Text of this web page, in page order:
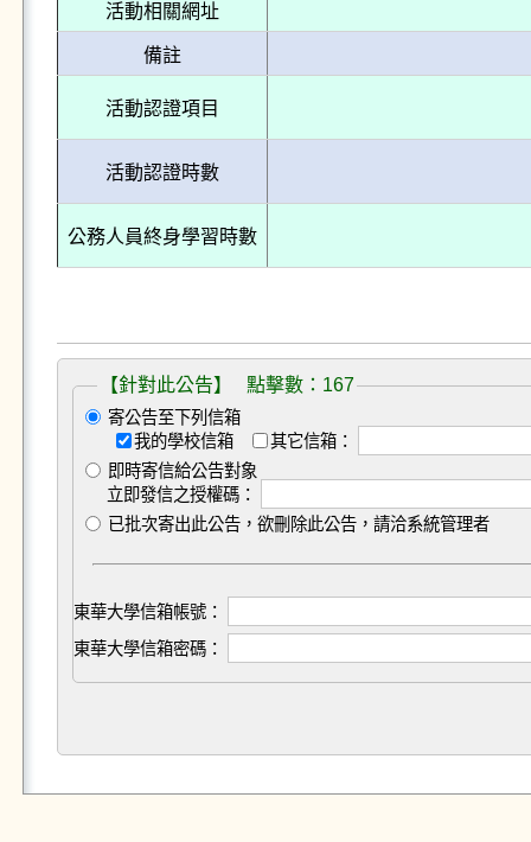
活動相關網址
備註
活動認證項目
活動認證時數
公務人員終身學習時數
【針對此公告】 點擊數：167
寄公告至下列信箱
我的學校信箱
其它信箱：
即時寄信給公告對象
立即發信之授權碼：
已批次寄出此公告，欲刪除此公告，請洽系統管理者
東華大學信箱帳號：
東華大學信箱密碼：